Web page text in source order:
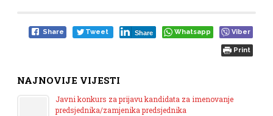
Share Tweet Share Whatsapp Viber
Print
NAJNOVIJE VIJESTI
Javni konkurs za prijavu kandidata za imenovanje
predsjednika/zamjenika predsjednika